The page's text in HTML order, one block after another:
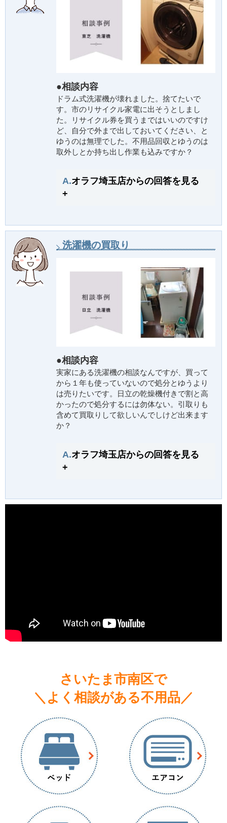
●相談内容
ドラム式洗濯機が壊れました。捨てたいで
す。市のリサイクル家電に出そうとしまし
た。リサイクル券を買うまではいいのですけ
ど、自分で外まで出しておいてください、と
ゆうのは無理でした。不用品回収とゆうのは
取外しとか持ち出し作業も込みですか？
A.オラフ埼玉店からの回答を見る
+
洗濯機の買取り
●相談内容
実家にある洗濯機の相談なんですが、買って
から１年も使っていないので処分とゆうより
は売りたいです。日立の乾燥機付きで割と高
かったので処分するには勿体ない。引取りも
含めて買取りして欲しいんでしけど出来ます
か？
A.オラフ埼玉店からの回答を見る
+
さいたま市南区で
＼よく相談がある不用品／